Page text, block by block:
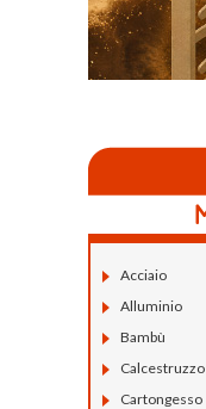
Acciaio
Alluminio
Bambù
Calcestruzzo
Cartongesso